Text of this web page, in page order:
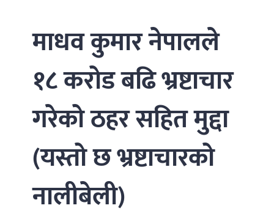
माधव कुमार नेपालले
१८ करोड बढि भ्रष्टाचार
गरेको ठहर सहित मुद्दा
(यस्तो छ भ्रष्टाचारको
नालीबेली)